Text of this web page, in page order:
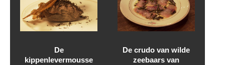
De
kippenlevermousse
De crudo van wilde
zeebaars van